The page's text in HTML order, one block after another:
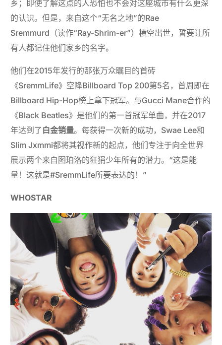
乡；即使了解这点的人恐怕也不会对这座城市有什么更深
的认识。但是，来自这个“无名之地”的Rae
Sremmurd（读作“Ray-Shrim-er”）横空出世，誓要让所
有人都记住他们家乡的名字。
他们在2015年发行的那张万众瞩目的首砖
《SremmLife》空降Billboard Top 200第5名，首周即在
Billboard Hip-Hop榜上拿下冠军。与Gucci Mane合作的
《Black Beatles》是他们的第一首冠军单曲，并在2017
年达到了 白金销量。每获得一次新的成功，Swae Lee和
Slim Jxmmi都将其视作新的起点，他们专注于向全世界
展示两个来自图珀洛的狂狷少年所有的潜力。“这是能
量！这就是#SremmLife所要表达的！”
WHOSTAR